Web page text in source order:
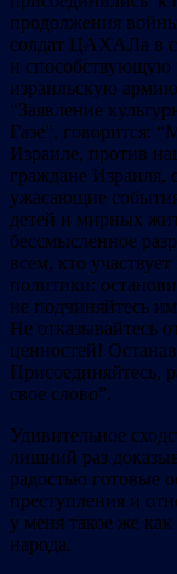
продолжения
солдат ЦАХАЛа в
и способствующую
израильскую
“Заявление
Газе”, говорится:
Израиле, против
граждане Израиля,
ужасающие события
детей и мирных
бессмысленное
всем, кто
политики:
не подчиняйтесь
Не отказывайтесь
ценностей!
Присоединяйтесь,
свое слово”.
Удивительное
лишний раз
радостью готовые
преступления и
у меня такое же
народа.